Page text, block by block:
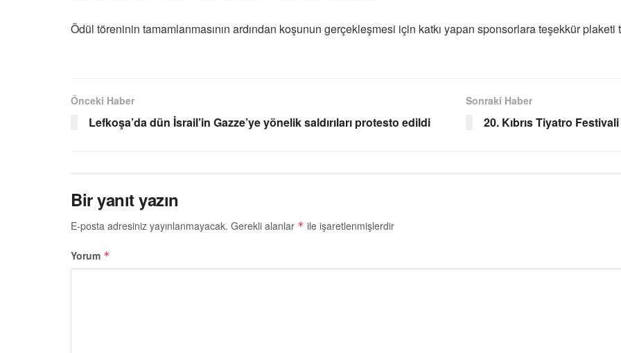
Ödül töreninin tamamlanmasının ardından koşunun gerçekleşmesi için katkı yapan sponsorlara teşekkür
Önceki Haber
Lefkoşa’da dün İsrail’in Gazze’ye yönelik saldırıları protesto edildi
Sonraki Haber
20. Kıbrıs Tiyatro
Bir yanıt yazın
E-posta adresiniz yayınlanmayacak. Gerekli alanlar * ile işaretlenmişlerdir
Yorum *